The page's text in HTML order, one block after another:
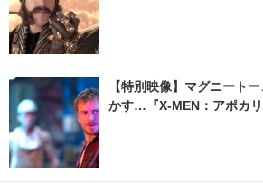
【特別映像】マグニート
かす…『X-MEN：アポカリ